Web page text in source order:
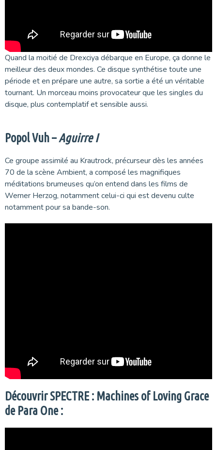
Quand la moitié de Drexciya débarque en Europe, ça donne le
meilleur des deux mondes. Ce disque synthétise toute une
période et en prépare une autre, sa sortie a été un véritable
tournant. Un morceau moins provocateur que les singles du
disque, plus contemplatif et sensible aussi.
Popol Vuh –Aguirre I
Ce groupe assimilé au Krautrock, précurseur dès les années
70 de la scène Ambient, a composé les magnifiques
méditations brumeuses qu’on entend dans les films de
Werner Herzog, notamment celui-ci qui est devenu culte
notamment pour sa bande-son.
Découvrir SPECTRE : Machines of Loving Grace
de Para One :